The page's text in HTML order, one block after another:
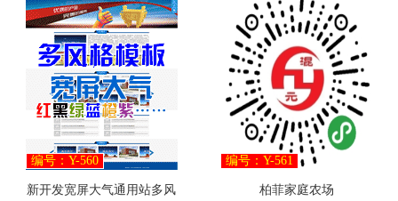
编号：Y-560
新开发宽屏大气通用站多风
编号：Y-561
柏菲家庭农场